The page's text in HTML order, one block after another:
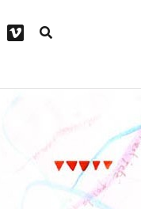
vimeo